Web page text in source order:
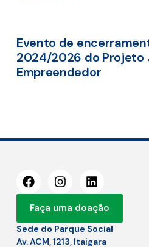
Evento de
2024/2026 do Projeto
Empreendedor
Faça uma doação
Sede do Parque Social
Av. ACM, 1213, Itaigara